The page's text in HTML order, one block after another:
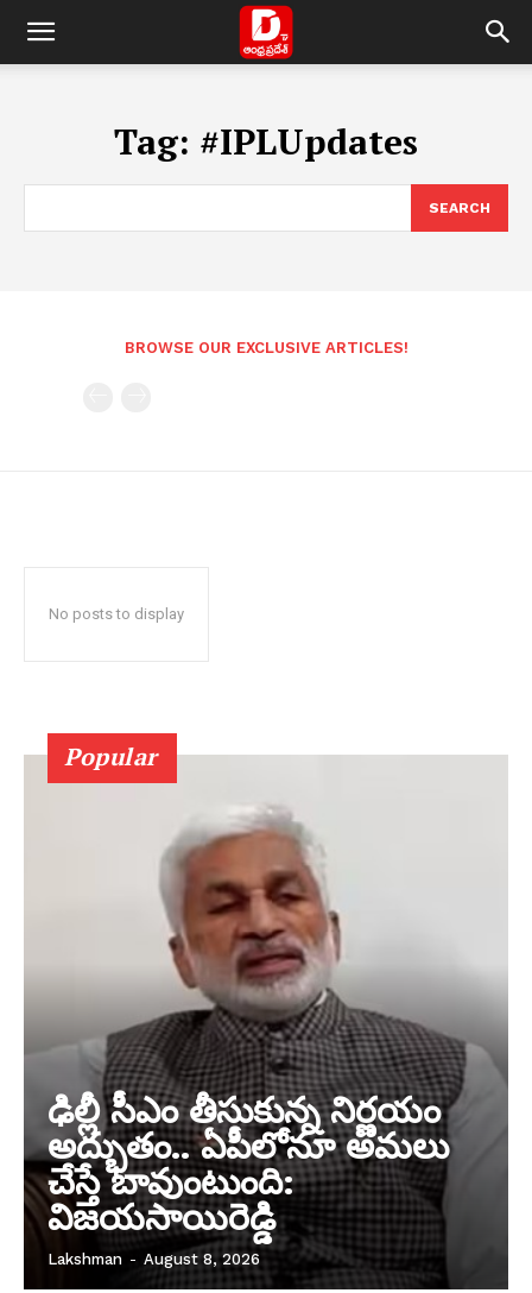
Tag: #IPLUpdates
SEARCH
BROWSE OUR EXCLUSIVE ARTICLES!
No posts to display
Popular
ఢిల్లీ సీఎం తీసుకున్న నిర్ణయం
అద్భుతం.. ఏపీలోనూ అమలు
చేస్తే బావుంటుంది:
విజయసాయిరెడ్డి
Lakshman - August 8, 2026